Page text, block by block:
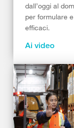
dall’oggi al
per formulare
efficaci.
Ai video